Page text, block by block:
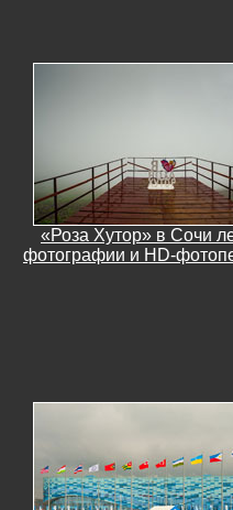
«Роза Хутор» в Сочи
фотографии и HD-